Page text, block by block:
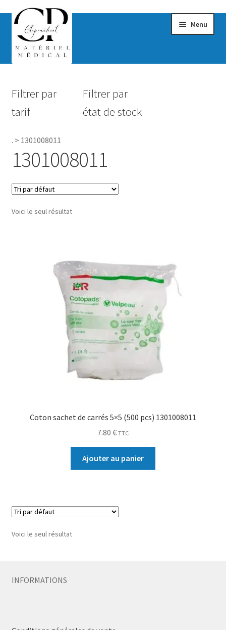
Menu
Hygiène
Accessoires Salle de bain
Filtrer par
tarif
Filtrer par
état de stock
. > 1301008011
1301008011
Voici le seul résultat
Coton sachet de carrés 5×5 (500 pcs) 1301008011
7.80 € TTC
Ajouter au panier
Voici le seul résultat
INFORMATIONS